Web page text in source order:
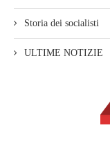
Storia dei socialisti
ULTIME NOTIZIE